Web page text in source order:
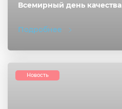
Всемирный день качества
Подробнее
Новость